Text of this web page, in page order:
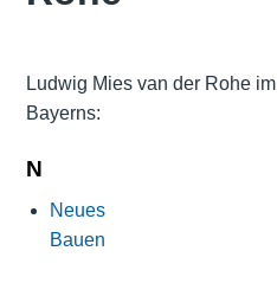
Ludwig Mies van der Rohe
Bayerns:
N
Neues
Bauen